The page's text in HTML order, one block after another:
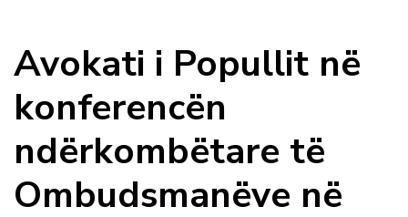
Avokati i Popullit në
konferencën
ndërkombëtare të
Ombudsmanëve në